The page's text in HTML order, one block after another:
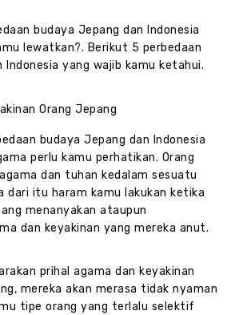
budaya Jepang dan Indonesia
lewatkan?. Berikut 5 perbedaan
Indonesia yang wajib kamu ketahui.
Orang Jepang
budaya Jepang dan Indonesia
perlu kamu perhatikan. Orang
dan tuhan kedalam sesuatu
dari itu haram kamu lakukan ketika
menanyakan ataupun
dan keyakinan yang mereka anut.
prihal agama dan keyakinan
mereka akan merasa tidak nyaman
tipe orang yang terlalu selektif